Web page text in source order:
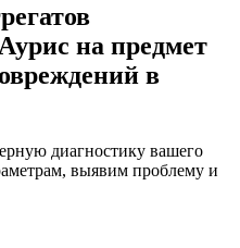
на предмет
в
диагностику вашего
выявим проблему и